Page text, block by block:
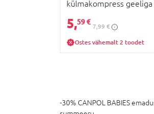
külmakompress geeliga
5,59 €
7,99 €
Ostes vähemalt 2 toodet
-30% CANPOL BABIES